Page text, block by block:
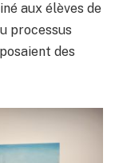
aux élèves de
processus
des